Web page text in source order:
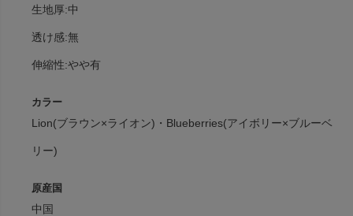
生地厚:中
透け感:無
伸縮性:やや有
カラー
Lion(ブラウン×ライオン)・Blueberries(アイボリー×ブルーベ
リー)
原産国
中国